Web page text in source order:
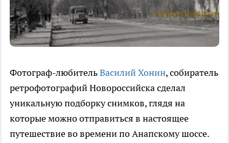
Фотограф-любительВасилий Хонин, собиратель
ретрофотографий Новороссийска сделал
уникальную подборку снимков, глядя на
которые можно отправиться в настоящее
путешествие во времени по Анапскому шоссе.